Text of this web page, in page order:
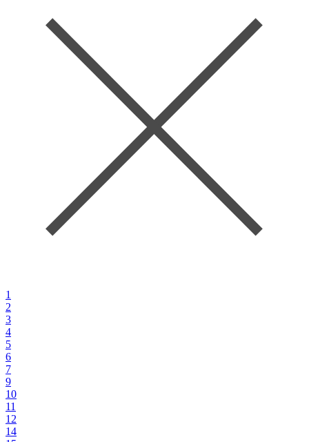
1
2
3
4
5
6
7
9
10
11
12
14